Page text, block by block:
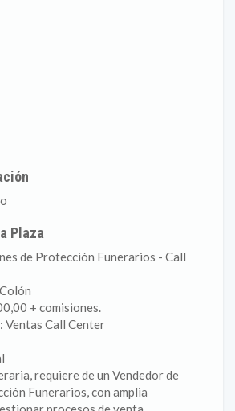
Plaza
de Protección Funerarios - Call
+ comisiones.
Ventas Call Center
requiere de un Vendedor de
Funerarios, con amplia